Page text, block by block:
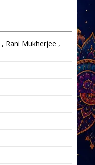
, Rani Mukherjee ,